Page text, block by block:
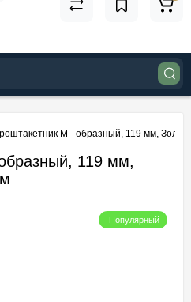
М - образный, 119 мм,
119 мм,
Популярный